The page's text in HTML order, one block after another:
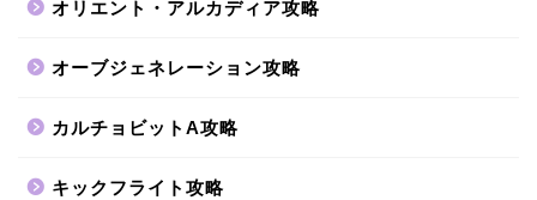
オリエント・アルカディア攻略
オーブジェネレーション攻略
カルチョビットA攻略
キックフライト攻略